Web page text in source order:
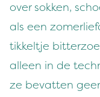
over sokken,
als een
tikkeltje
alleen in de
ze bevatten